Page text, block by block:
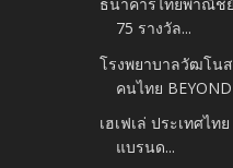
75 รางวัล...
โรงพยาบาลวัฒโนส
คนไทย BEYOND
เฮเฟเล่ ประเทศไ
แบรนด...